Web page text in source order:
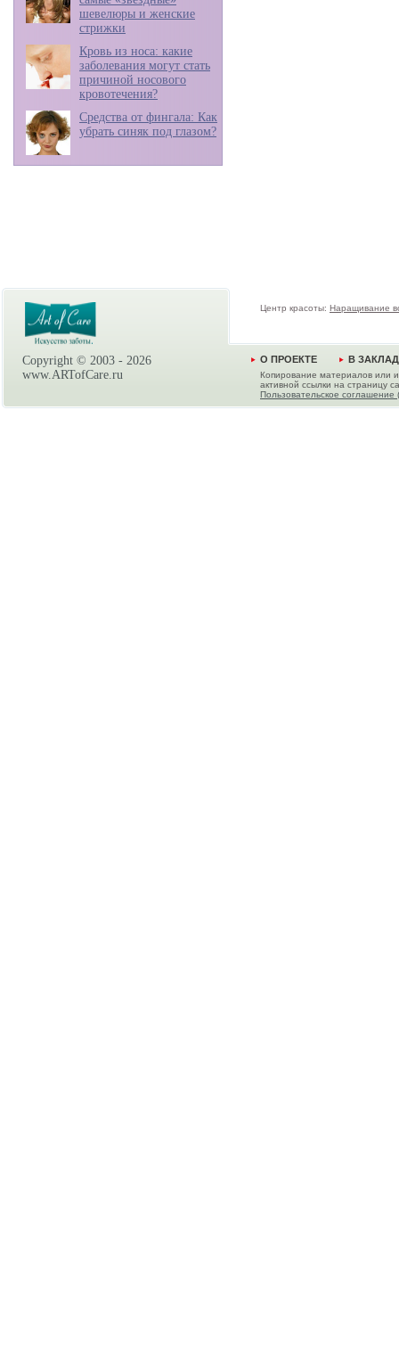
шевелюры и женские
стрижки
Кровь из носа: какие
заболевания могут стать
причиной носового
кровотечения?
Средства от фингала: Как
убрать синяк под глазом?
Copyright © 2003 - 2026
www.ARTofCare.ru
Центр красоты: Наращивание
О ПРОЕКТЕ В
Копирование материалов или
активной ссылки на страницу
Пользовательское